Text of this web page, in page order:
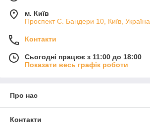
м. Київ
Проспект С. Бандери 10, Київ, Україна
Контакти
Сьогодні працює з 11:00 до 18:00
Показати весь графік роботи
Про нас
Контакти